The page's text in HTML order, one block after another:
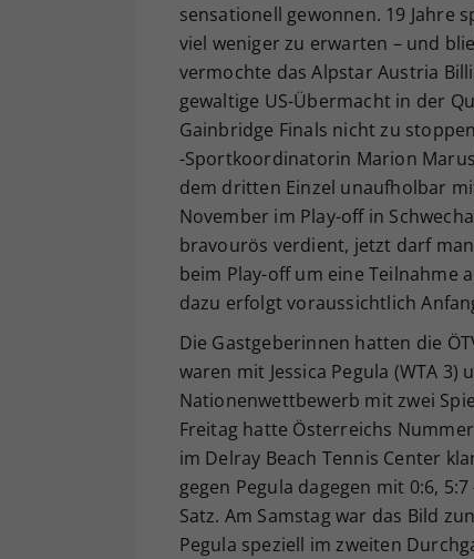
sensationell gewonnen. 19 Jahre
viel weniger zu erwarten – und
vermochte das Alpstar Austria
gewaltige US-Übermacht in der
Gainbridge Finals nicht zu
-Sportkoordinatorin Marion
dem dritten Einzel unaufholbar
November im Play-off in
bravourös verdient, jetzt darf
beim Play-off um eine Teilnahme
dazu erfolgt voraussichtlich
Die Gastgeberinnen hatten die
waren mit Jessica Pegula (WTA 3)
Nationenwettbewerb mit zwei
Freitag hatte Österreichs
im Delray Beach Tennis Center
gegen Pegula dagegen mit 0:6,
Satz. Am Samstag war das Bild
Pegula speziell im zweiten